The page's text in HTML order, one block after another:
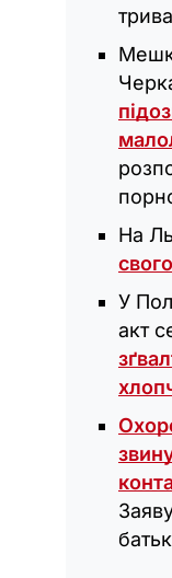
На
У
акт